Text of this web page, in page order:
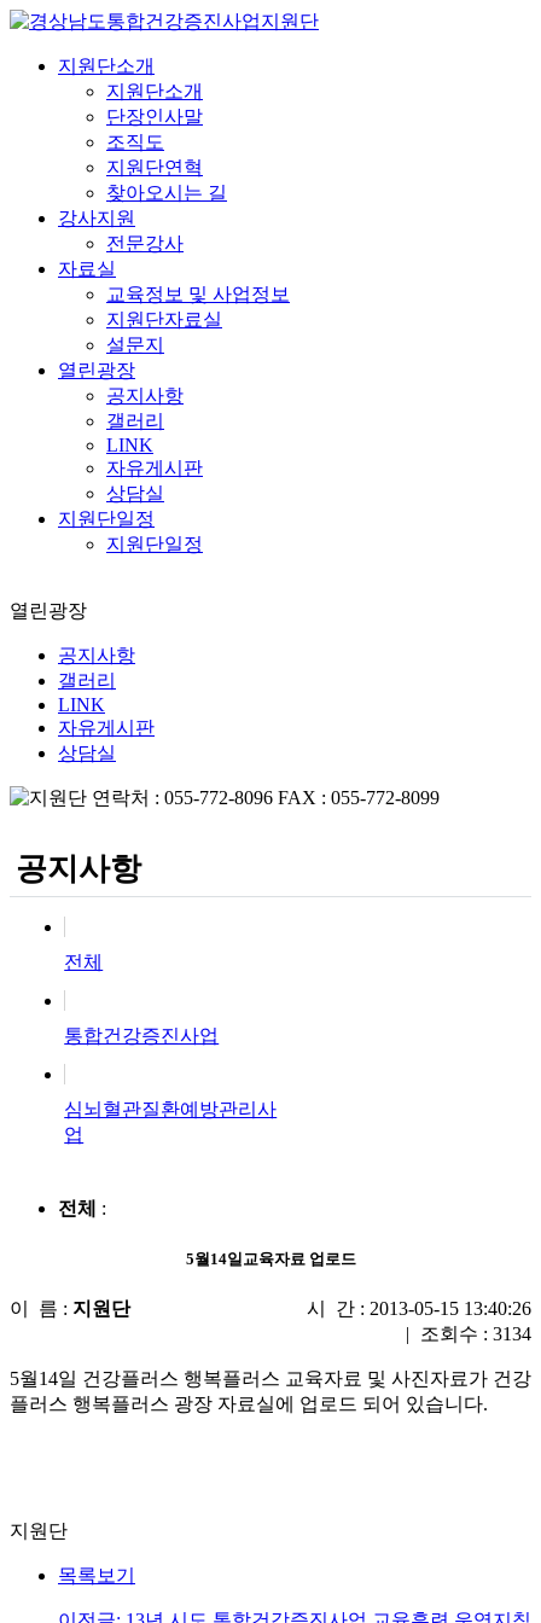
지원단소개
지원단소개
단장인사말
조직도
지원단연혁
찾아오시는 길
강사지원
전문강사
자료실
교육정보 및 사업정보
지원단자료실
설문지
열린광장
공지사항
갤러리
LINK
자유게시판
상담실
지원단일정
지원단일정
열린광장
공지사항
갤러리
LINK
자유게시판
상담실
공지사항
전체
통합건강증진사업
심뇌혈관질환예방관리사
업
전체 :
5월14일교육자료 업로드
이 름 : 지원단
시 간 : 2013-05-15 13:40:26
|
조회수 : 3134
5월14일 건강플러스 행복플러스 교육자료 및 사진자료가 건강
플러스 행복플러스 광장 자료실에 업로드 되어 있습니다.
지원단
목록보기